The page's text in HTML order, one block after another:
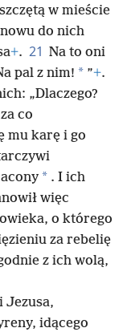
w mieście
do nich
+. 21 Na to oni
pal z nim! * ”+.
„Dlaczego?
co
mu karę i go
* . I ich
więc
o którego
za rebelię
z ich wolą,
Jezusa,
idącego